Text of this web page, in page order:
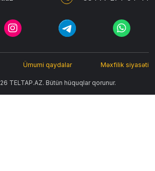
TELTAP.AZ. Bütün hüquqlar qorunur.
Ümumi qaydalar Məxfilik siyasəti